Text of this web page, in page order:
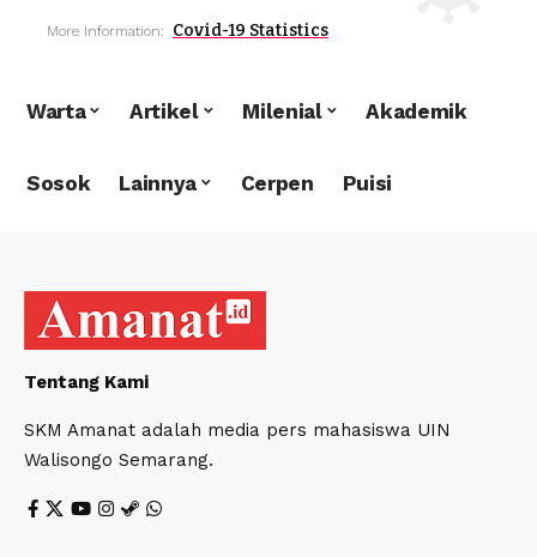
More Information: Covid-19 Statistics
Warta Artikel Milenial Akademik
Sosok Lainnya Cerpen Puisi
Tentang Kami
SKM Amanat adalah media pers mahasiswa UIN
Walisongo Semarang.